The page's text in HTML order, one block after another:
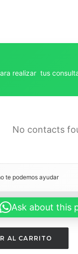
realizar tus
No contacts
te podemos ayudar
Ask about this
AL CARRITO